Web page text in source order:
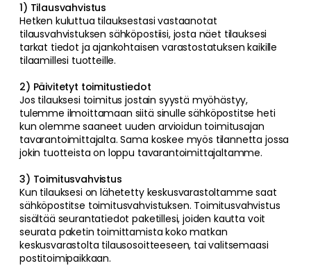
1) Tilausvahvistus
Hetken kuluttua tilauksestasi vastaanotat
tilausvahvistuksen sähköpostiisi, josta näet tilauksesi
tarkat tiedot ja ajankohtaisen varastostatuksen kaikille
tilaamillesi tuotteille.
2) Päivitetyt toimitustiedot
Jos tilauksesi toimitus jostain syystä myöhästyy,
tulemme ilmoittamaan siitä sinulle sähköpostitse heti
kun olemme saaneet uuden arvioidun toimitusajan
tavarantoimittajalta. Sama koskee myös tilannetta jossa
jokin tuotteista on loppu tavarantoimittajaltamme.
3) Toimitusvahvistus
Kun tilauksesi on lähetetty keskusvarastoltamme saat
sähköpostitse toimitusvahvistuksen. Toimitusvahvistus
sisältää seurantatiedot paketillesi, joiden kautta voit
seurata paketin toimittamista koko matkan
keskusvarastolta tilausosoitteeseen, tai valitsemaasi
postitoimipaikkaan.